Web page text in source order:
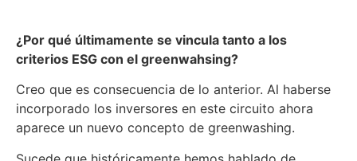
¿Por qué últimamente se vincula tanto a los
criterios ESG con el greenwahsing?
Creo que es consecuencia de lo anterior. Al haberse
incorporado los inversores en este circuito ahora
aparece un nuevo concepto de greenwashing.